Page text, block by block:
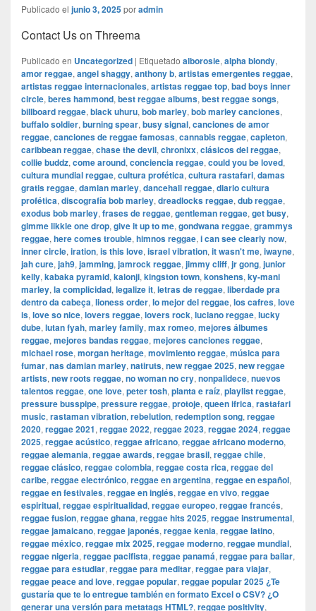
Publicado el junio 3, 2025poradmin
Contact Us on Threema
Publicado en Uncategorized | Etiquetado alborosie, alpha blondy,
amor reggae, angel shaggy, anthony b, artistas emergentes reggae,
artistas reggae internacionales, artistas reggae top, bad boys inner
circle, beres hammond, best reggae albums, best reggae songs,
billboard reggae, black uhuru, bob marley, bob marley canciones,
buffalo soldier, burning spear, busy signal, canciones de amor
reggae, canciones de reggae famosas, cannabis reggae, capleton,
caribbean reggae, chase the devil, chronixx, clásicos del reggae,
collie buddz, come around, conciencia reggae, could you be loved,
cultura mundial reggae, cultura profética, cultura rastafari, damas
gratis reggae, damian marley, dancehall reggae, diario cultura
profética, discografía bob marley, dreadlocks reggae, dub reggae,
exodus bob marley, frases de reggae, gentleman reggae, get busy,
gimme likkle one drop, give it up to me, gondwana reggae, grammys
reggae, here comes trouble, himnos reggae, i can see clearly now,
inner circle, iration, is this love, israel vibration, it wasn't me, iwayne,
jah cure, jah9, jamming, jamrock reggae, jimmy cliff, jr gong, junior
kelly, kabaka pyramid, kalonji, kingston town, konshens, ky-mani
marley, la complicidad, legalize it, letras de reggae, liberdade pra
dentro da cabeça, lioness order, lo mejor del reggae, los cafres, love
is, love so nice, lovers reggae, lovers rock, luciano reggae, lucky
dube, lutan fyah, marley family, max romeo, mejores álbumes
reggae, mejores bandas reggae, mejores canciones reggae,
michael rose, morgan heritage, movimiento reggae, música para
fumar, nas damian marley, natiruts, new reggae 2025, new reggae
artists, new roots reggae, no woman no cry, nonpalidece, nuevos
talentos reggae, one love, peter tosh, planta e raíz, playlist reggae,
pressure busspipe, pressure reggae, protoje, queen ifrica, rastafari
music, rastaman vibration, rebelution, redemption song, reggae
2020, reggae 2021, reggae 2022, reggae 2023, reggae 2024, reggae
2025, reggae acústico, reggae africano, reggae africano moderno,
reggae alemania, reggae awards, reggae brasil, reggae chile,
reggae clásico, reggae colombia, reggae costa rica, reggae del
caribe, reggae electrónico, reggae en argentina, reggae en español,
reggae en festivales, reggae en inglés, reggae en vivo, reggae
espiritual, reggae espiritualidad, reggae europeo, reggae francés,
reggae fusion, reggae ghana, reggae hits 2025, reggae instrumental,
reggae jamaicano, reggae japonés, reggae kenia, reggae latino,
reggae méxico, reggae mix 2025, reggae moderno, reggae mundial,
reggae nigeria, reggae pacifista, reggae panamá, reggae para bailar,
reggae para estudiar, reggae para meditar, reggae para viajar,
reggae peace and love, reggae popular, reggae popular 2025 ¿Te
gustaría que te lo entregue también en formato Excel o CSV? ¿O
generar una versión para metatags HTML?, reggae positivity,